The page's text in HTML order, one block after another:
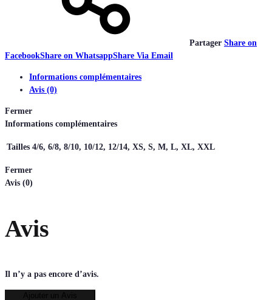
Partager Share on
FacebookShare on WhatsappShare Via Email
Informations complémentaires
Avis (0)
Fermer
Informations complémentaires
Tailles 4/6, 6/8, 8/10, 10/12, 12/14, XS, S, M, L, XL, XXL
Fermer
Avis (0)
Avis
Il n’y a pas encore d’avis.